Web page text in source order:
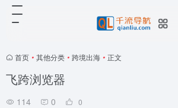
首页 • 其他分类 • 跨境出海 • 正文
飞跨浏览器
114 0 0